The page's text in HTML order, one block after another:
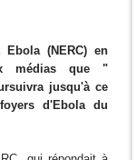
(NERC) en
médias que "
jusqu'à ce
d'Ebola du